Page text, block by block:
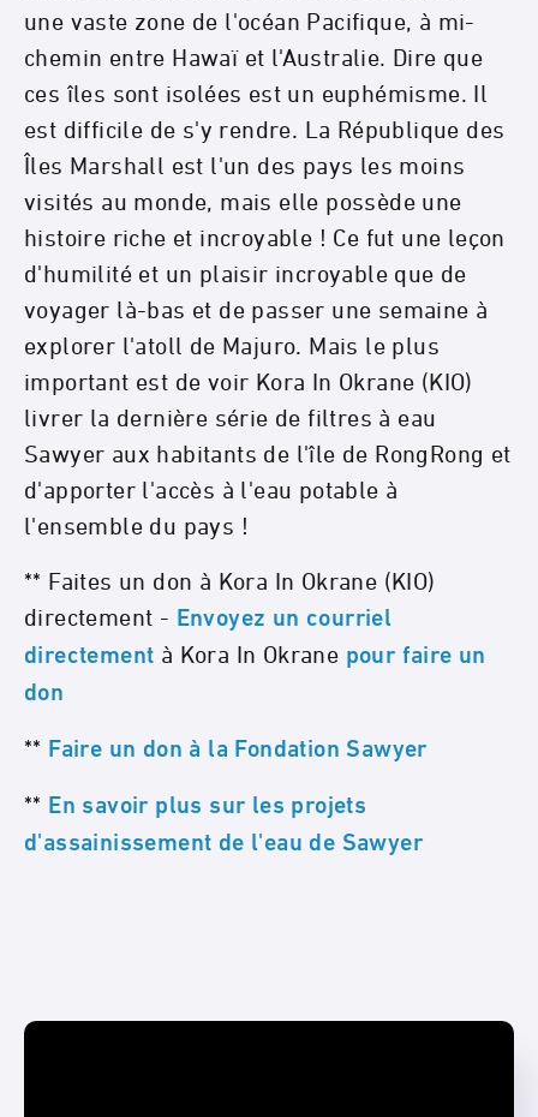
une vaste zone de l'océan Pacifique, à mi-
chemin entre Hawaï et l'Australie. Dire que
ces îles sont isolées est un euphémisme. Il
est difficile de s'y rendre. La République des
Îles Marshall est l'un des pays les moins
visités au monde, mais elle possède une
histoire riche et incroyable ! Ce fut une leçon
d'humilité et un plaisir incroyable que de
voyager là-bas et de passer une semaine à
explorer l'atoll de Majuro. Mais le plus
important est de voir Kora In Okrane (KIO)
livrer la dernière série de filtres à eau
Sawyer aux habitants de l'île de RongRong et
d'apporter l'accès à l'eau potable à
l'ensemble du pays !
** Faites un don à Kora In Okrane (KIO)
directement - Envoyez un courriel
directement à Kora In Okrane pour faire un
don
** Faire un don à la Fondation Sawyer
** En savoir plus sur les projets
d'assainissement de l'eau de Sawyer